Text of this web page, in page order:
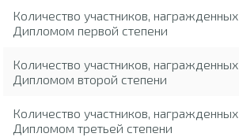
Количество участников, награжденных
Дипломом первой степени
Количество участников, награжденных
Дипломом второй степени
Количество участников, награжденных
Дипломом третьей степени